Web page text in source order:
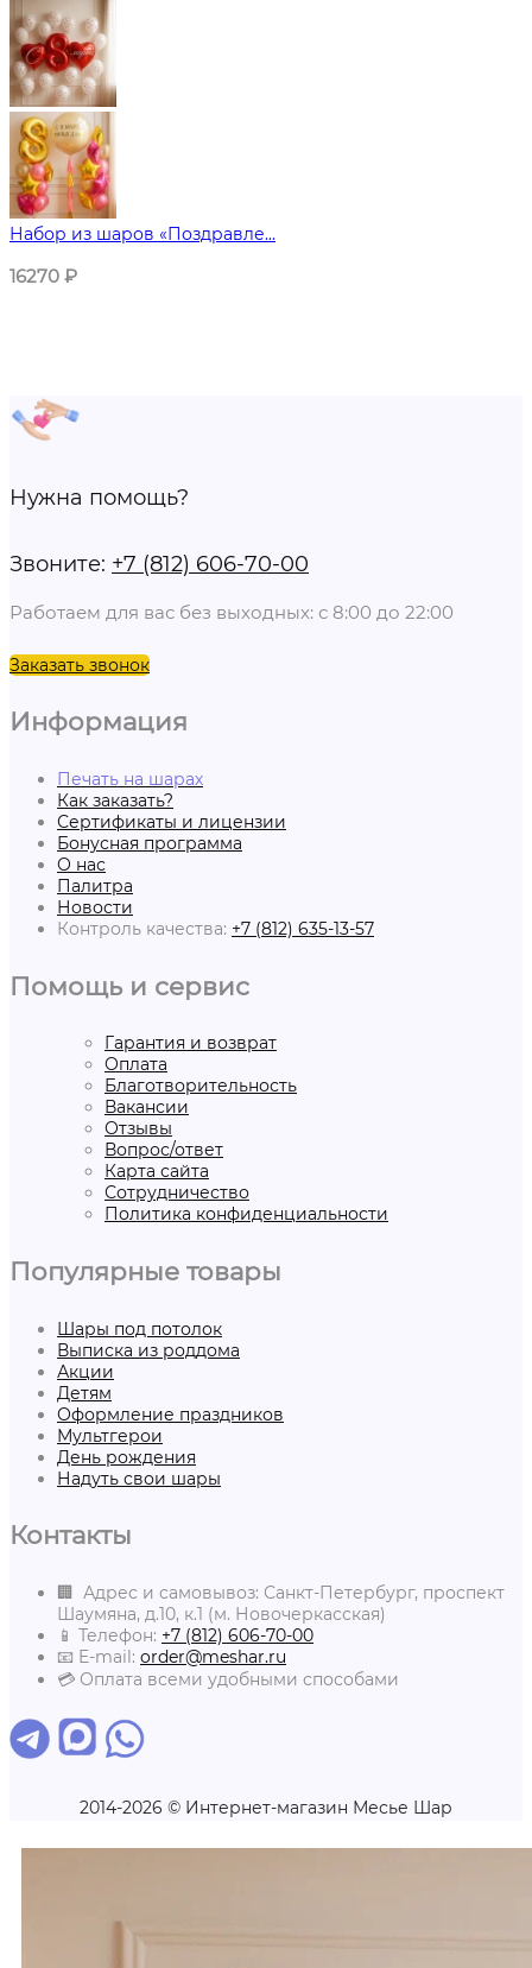
Набор из шаров «Поздравле...
16270 ₽
Нужна помощь?
Звоните: +7 (812) 606-70-00
Работаем для вас без выходных: с 8:00 до 22:00
Заказать звонок
Информация
Печать на шарах
Как заказать?
Сертификаты и лицензии
Бонусная программа
О нас
Палитра
Новости
Контроль качества: +7 (812) 635-13-57
Помощь и сервис
Гарантия и возврат
Оплата
Благотворительность
Вакансии
Отзывы
Вопрос/ответ
Карта сайта
Сотрудничество
Политика конфиденциальности
Популярные товары
Шары под потолок
Выписка из роддома
Акции
Детям
Оформление праздников
Мультгерои
День рождения
Надуть свои шары
Контакты
🏢 Адрес и самовывоз: Санкт-Петербург, проспект
Шаумяна, д.10, к.1 (м. Новочеркасская)
📱 Телефон: +7 (812) 606-70-00
📧 E-mail: order@meshar.ru
💳 Оплата всеми удобными способами
2014-2026 © Интернет-магазин Месье Шар